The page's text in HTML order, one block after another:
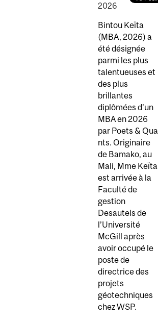
2026
Bintou Keïta
(MBA, 2026) a
été désignée
parmi les plus
talentueuses et
des plus
brillantes
diplômées d’un
MBA en 2026
par Poets & Qua
nts. Originaire
de Bamako, au
Mali, Mme Keïta
est arrivée à la
Faculté de
gestion
Desautels de
l’Université
McGill après
avoir occupé le
poste de
directrice des
projets
géotechniques
chez WSP.